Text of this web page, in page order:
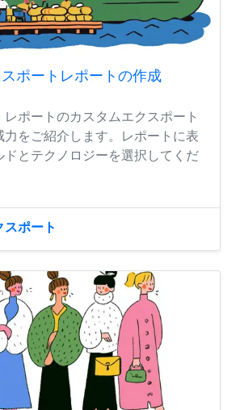
ポートレポートの作成
ポートのカスタムエクスポート
をご紹介します。レポートに表
とテクノロジーを選択してくだ
ポート